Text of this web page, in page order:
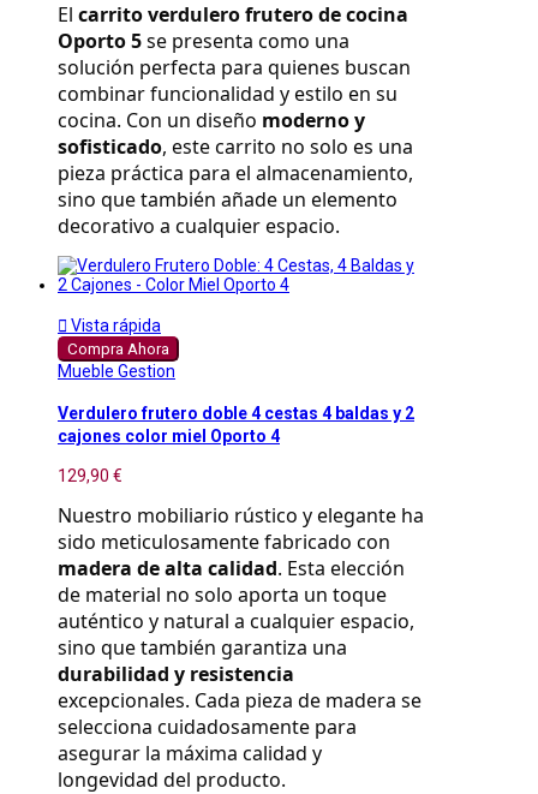
El carrito verdulero frutero de cocina
Oporto 5 se presenta como una
solución perfecta para quienes buscan
combinar funcionalidad y estilo en su
cocina. Con un diseño moderno y
sofisticado, este carrito no solo es una
pieza práctica para el almacenamiento,
sino que también añade un elemento
decorativo a cualquier espacio.
 Vista rápida
Compra Ahora
Mueble Gestion
Verdulero frutero doble 4 cestas 4 baldas y 2
cajones color miel Oporto 4
129,90 €
Nuestro mobiliario rústico y elegante ha
madera de alta calidad. Esta elección
de material no solo aporta un toque
auténtico y natural a cualquier espacio,
durabilidad y resistencia
excepcionales. Cada pieza de madera se
selecciona cuidadosamente para
asegurar la máxima calidad y
longevidad del producto.